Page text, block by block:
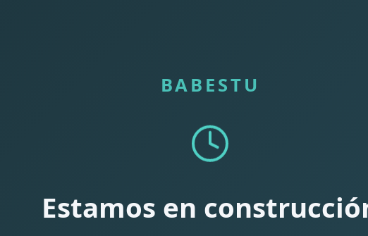
BABESTU
Estamos en